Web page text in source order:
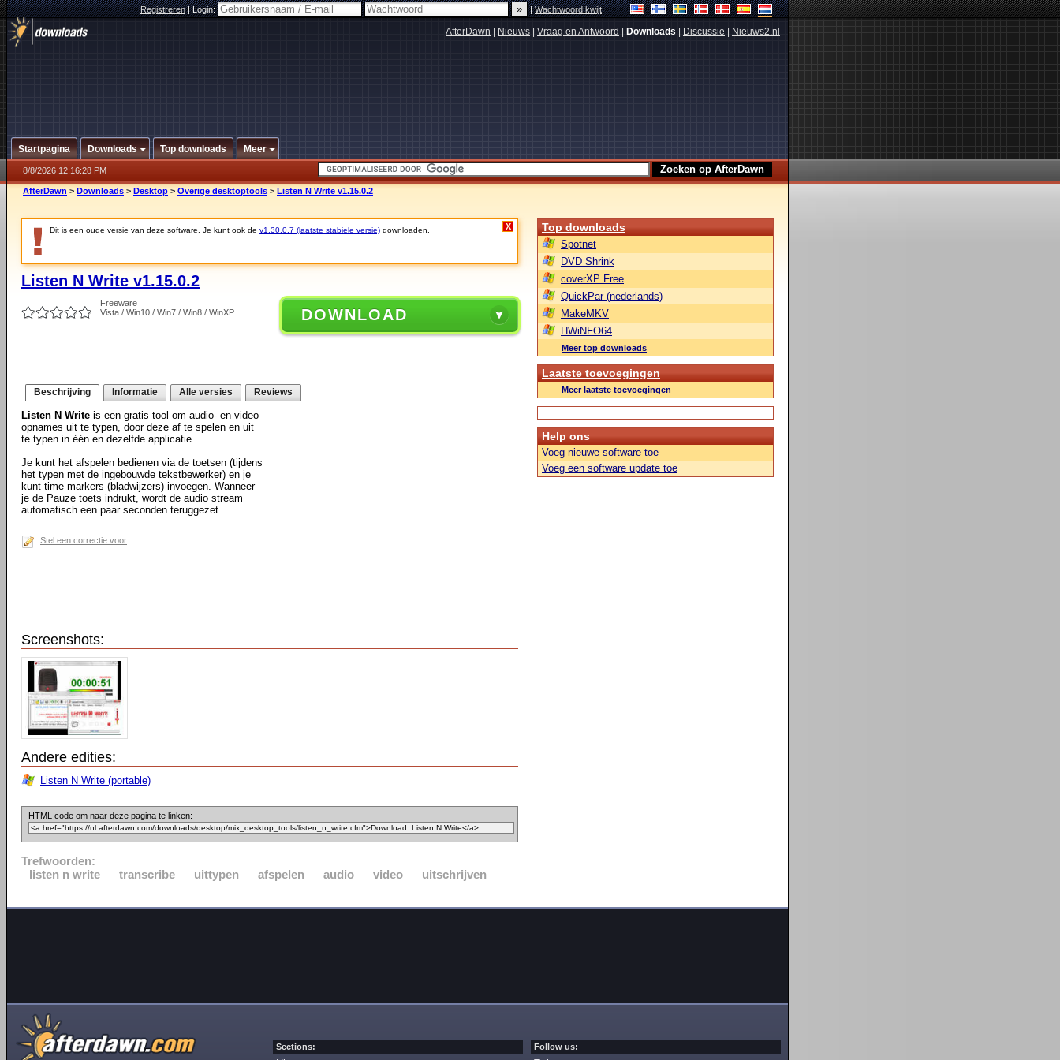
Registreren|Login: |Wachtwoord kwijt
AfterDawn Nieuws Vraag en Antwoord Downloads Discussie Nieuws2.nl
Startpagina Downloads Top downloads Meer
8/8/2026 12:16:28 PM
AfterDawn > Downloads > Desktop > Overige desktoptools > Listen N Write v1.15.0.2
Dit is een oude versie van deze software. Je kunt ook de v1.30.0.7 (laatste stabiele versie) downloaden. X
Listen N Write v1.15.0.2
Freeware
Vista / Win10 / Win7 / Win8 / WinXP
DOWNLOAD
Beschrijving Informatie Alle versies Reviews
Listen N Write is een gratis tool om audio- en video
opnames uit te typen, door deze af te spelen en uit
te typen in één en dezelfde applicatie.
Je kunt het afspelen bedienen via de toetsen (tijdens
het typen met de ingebouwde tekstbewerker) en je
kunt time markers (bladwijzers) invoegen. Wanneer
je de Pauze toets indrukt, wordt de audio stream
automatisch een paar seconden teruggezet.
Stel een correctie voor
Screenshots:
Andere edities:
Listen N Write (portable)
HTML code om naar deze pagina te linken:
Trefwoorden:
listen n write
transcribe uittypen afspelen audio video uitschrijven
Top downloads
Spotnet
DVD Shrink
coverXP Free
QuickPar (nederlands)
MakeMKV
HWiNFO64
Meer top downloads
Laatste toevoegingen
Meer laatste toevoegingen
Help ons
Voeg nieuwe software toe
Voeg een software update toe
Sections: Follow us: